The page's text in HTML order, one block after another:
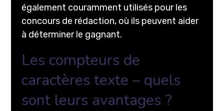
également couramment utilisés pour les
concours de rédaction, où ils peuvent aider
à déterminer le gagnant.
Les compteurs de
caractères texte – quels
sont leurs avantages ?